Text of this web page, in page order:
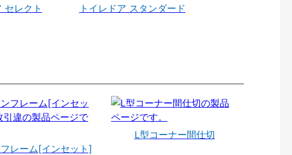
セレクト トイレドア スタンダード
レーム[インセット]
L型コーナー間仕切